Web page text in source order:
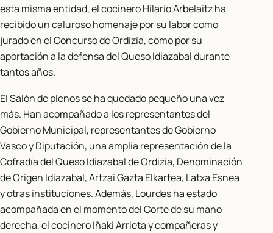
esta misma entidad, el cocinero Hilario Arbelaitz ha
recibido un caluroso homenaje por su labor como
jurado en el Concurso de Ordizia, como por su
aportación a la defensa del Queso Idiazabal durante
tantos años.
El Salón de plenos se ha quedado pequeño una vez
más. Han acompañado a los representantes del
Gobierno Municipal, representantes de Gobierno
Vasco y Diputación, una amplia representación de la
Cofradía del Queso Idiazabal de Ordizia, Denominación
de Origen Idiazabal, Artzai Gazta Elkartea, Latxa Esnea
y otras instituciones. Además, Lourdes ha estado
acompañada en el momento del Corte de su mano
derecha, el cocinero Iñaki Arrieta y compañeras y